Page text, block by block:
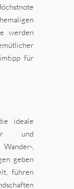
werden
für
ideale
und
,
geben
führen